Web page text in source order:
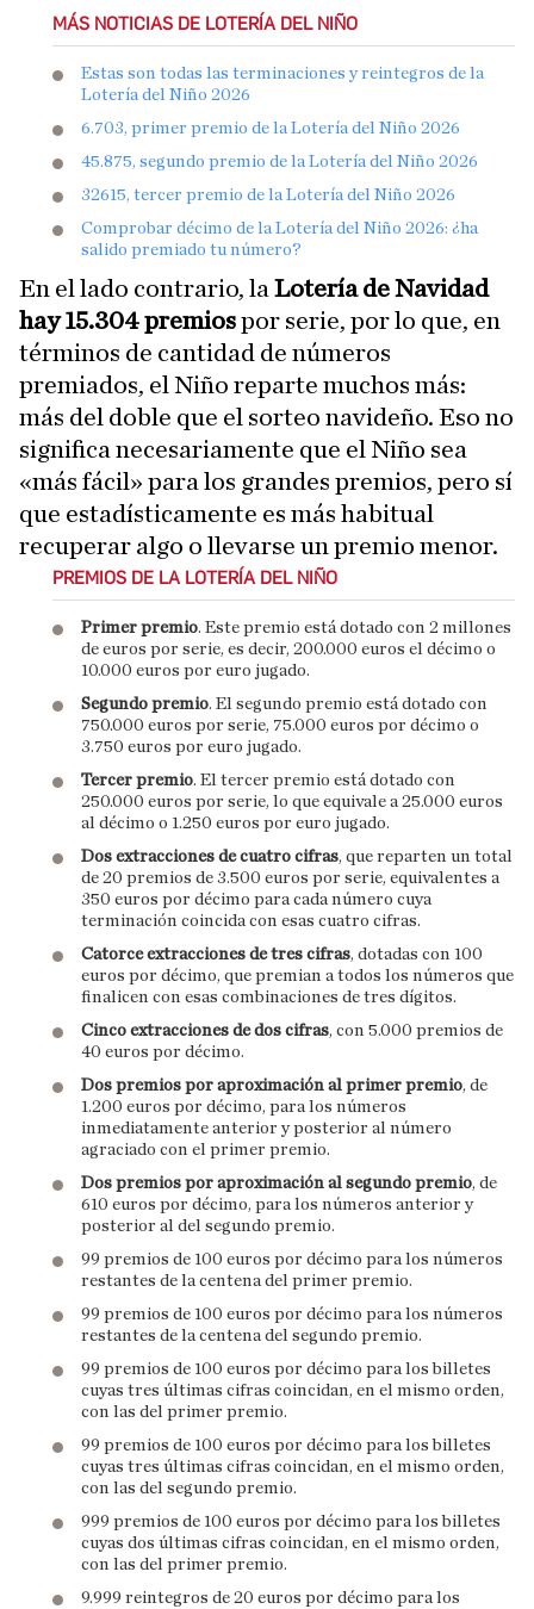
MÁS NOTICIAS DE LOTERÍA DEL NIÑO
Estas son todas las terminaciones y reintegros de la
Lotería del Niño 2026
6.703, primer premio de la Lotería del Niño 2026
45.875, segundo premio de la Lotería del Niño 2026
32615, tercer premio de la Lotería del Niño 2026
Comprobar décimo de la Lotería del Niño 2026: ¿ha
salido premiado tu número?
En el lado contrario, la Lotería de Navidad
hay 15.304 premiospor serie, por lo que, en
términos de cantidad de números
premiados, el Niño reparte muchos más:
más del doble que el sorteo navideño. Eso no
significa necesariamente que el Niño sea
«más fácil» para los grandes premios, pero sí
que estadísticamente es más habitual
recuperar algo o llevarse un premio menor.
PREMIOS DE LA LOTERÍA DEL NIÑO
Primer premio. Este premio está dotado con 2 millones
de euros por serie, es decir, 200.000 euros el décimo o
10.000 euros por euro jugado.
Segundo premio. El segundo premio está dotado con
750.000 euros por serie, 75.000 euros por décimo o
3.750 euros por euro jugado.
Tercer premio. El tercer premio está dotado con
250.000 euros por serie, lo que equivale a 25.000 euros
al décimo o 1.250 euros por euro jugado.
Dos extracciones de cuatro cifras, que reparten un total
de 20 premios de 3.500 euros por serie, equivalentes a
350 euros por décimo para cada número cuya
terminación coincida con esas cuatro cifras.
Catorce extracciones de tres cifras, dotadas con 100
euros por décimo, que premian a todos los números que
finalicen con esas combinaciones de tres dígitos.
Cinco extracciones de dos cifras, con 5.000 premios de
40 euros por décimo.
Dos premios por aproximación al primer premio, de
1.200 euros por décimo, para los números
inmediatamente anterior y posterior al número
agraciado con el primer premio.
Dos premios por aproximación al segundo premio, de
610 euros por décimo, para los números anterior y
posterior al del segundo premio.
99 premios de 100 euros por décimo para los números
restantes de la centena del primer premio.
99 premios de 100 euros por décimo para los números
restantes de la centena del segundo premio.
99 premios de 100 euros por décimo para los billetes
cuyas tres últimas cifras coincidan, en el mismo orden,
con las del primer premio.
99 premios de 100 euros por décimo para los billetes
cuyas tres últimas cifras coincidan, en el mismo orden,
con las del segundo premio.
999 premios de 100 euros por décimo para los billetes
cuyas dos últimas cifras coincidan, en el mismo orden,
con las del primer premio.
9.999 reintegros de 20 euros por décimo para los